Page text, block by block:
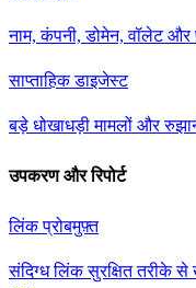
नाम, कंपनी, डोमेन, वॉलेट और
साप्ताहिक डाइजेस्ट
बड़े धोखाधड़ी मामलों और
उपकरण और रिपोर्ट
लिंक प्रोबमुफ़्त
संदिग्ध लिंक सुरक्षित तरीके